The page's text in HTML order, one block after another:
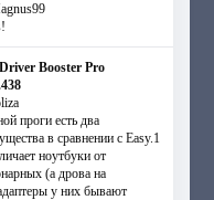
Booster Pro
проги есть два
в сравнении с Easy.1
ноутбуки от
(а дрова на
у них бывают